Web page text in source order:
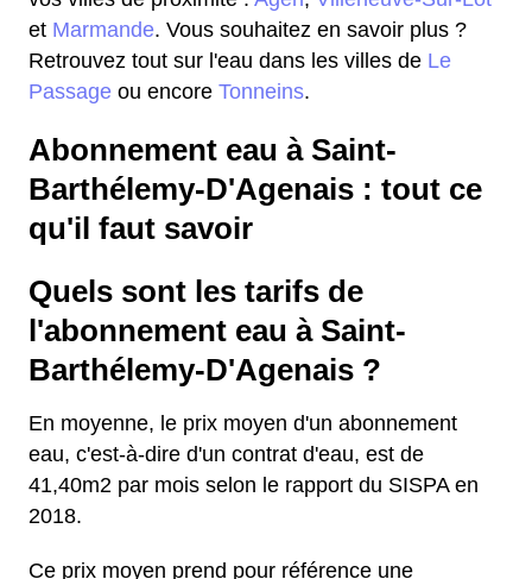
et Marmande. Vous souhaitez en savoir plus ?
Retrouvez tout sur l'eau dans les villes de Le
Passage ou encore Tonneins.
Abonnement eau à Saint-
Barthélemy-D'Agenais : tout ce
qu'il faut savoir
Quels sont les tarifs de
l'abonnement eau à Saint-
Barthélemy-D'Agenais ?
En moyenne, le prix moyen d'un abonnement
eau, c'est-à-dire d'un contrat d'eau, est de
41,40m2 par mois selon le rapport du SISPA en
2018.
Ce prix moyen prend pour référence une